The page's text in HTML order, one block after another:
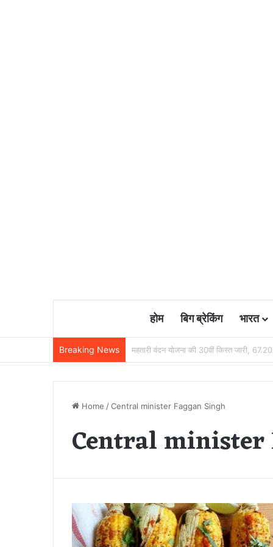
होम बिग ब्रेकिंग भारत
Breaking News छत्तीसगढ़ में रेलवे विस्तार की रफ्तार तेज, बजट
Home /Central minister Faggan Singh
Central minister